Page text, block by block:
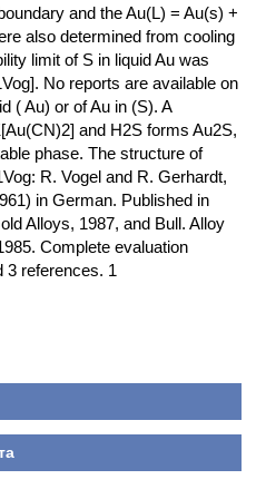
and the Au(L) = Au(s) +
also determined from cooling
limit of S in liquid Au was
No reports are available on
( Au) or of Au in (S). A
and H2S forms Au2S,
phase. The structure of
R. Vogel and R. Gerhardt,
in German. Published in
Alloys, 1987, and Bull. Alloy
Complete evaluation
3 references. 1